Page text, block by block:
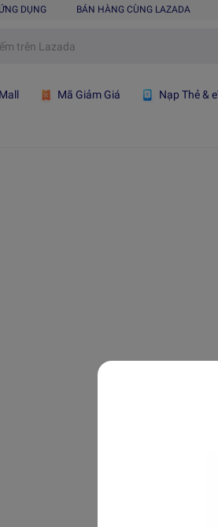
DỤNG BÁN HÀNG CÙNG LAZADA
Mã Giảm Giá Nạp Thẻ &